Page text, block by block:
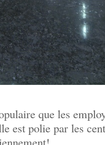
que les
est polie par les